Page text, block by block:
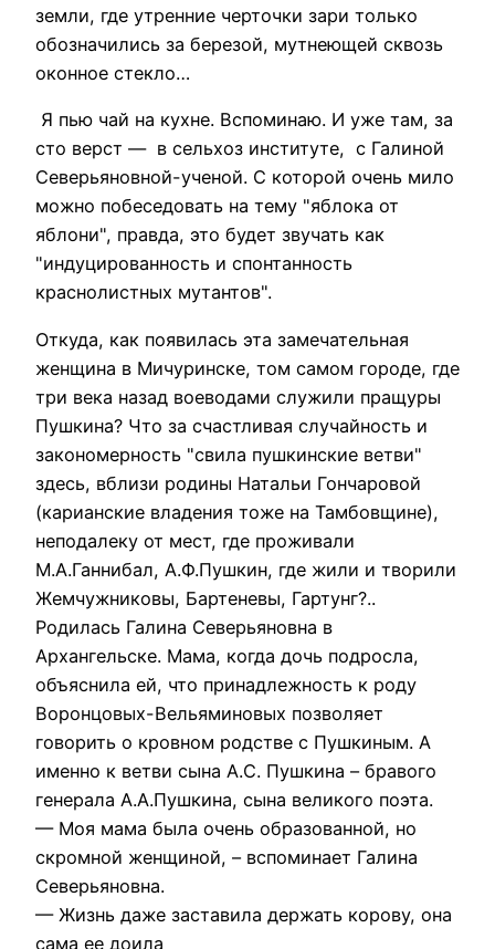
земли, где утренние черточки зари только
обозначились за березой, мутнеющей сквозь
оконное стекло…
Я пью чай на кухне. Вспоминаю. И уже там, за
сто верст — в сельхоз институте, с Галиной
Северьяновной-ученой. С которой очень мило
можно побеседовать на тему "яблока от
яблони", правда, это будет звучать как
"индуцированность и спонтанность
краснолистных мутантов".
Откуда, как появилась эта замечательная
женщина в Мичуринске, том самом городе, где
три века назад воеводами служили пращуры
Пушкина? Что за счастливая случайность и
закономерность "свила пушкинские ветви"
здесь, вблизи родины Натальи Гончаровой
(карианские владения тоже на Тамбовщине),
неподалеку от мест, где проживали
М.А.Ганнибал, А.Ф.Пушкин, где жили и творили
Жемчужниковы, Бартеневы, Гартунг?..
Родилась Галина Северьяновна в
Архангельске. Мама, когда дочь подросла,
объяснила ей, что принадлежность к роду
Воронцовых-Вельяминовых позволяет
говорить о кровном родстве с Пушкиным. А
именно к ветви сына А.С. Пушкина – бравого
генерала А.А.Пушкина, сына великого поэта.
— Моя мама была очень образованной, но
скромной женщиной, – вспоминает Галина
Северьяновна.
— Жизнь даже заставила держать корову, она
сама ее доила